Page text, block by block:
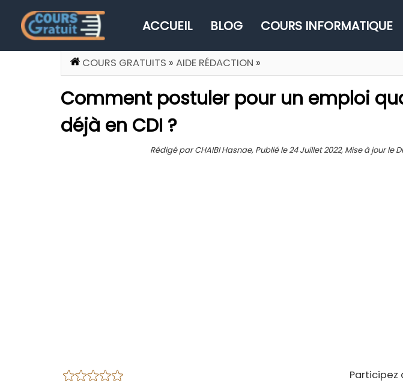
ACCUEIL BLOG COURS INFORMATIQUE
COURS GRATUITS » AIDE RÉDACTION »
Comment postuler pour un emploi
déjà en CDI ?
Rédigé par CHAIBI Hasnae, Publié le 24 Juillet 2022, Mise à jour le
Participez